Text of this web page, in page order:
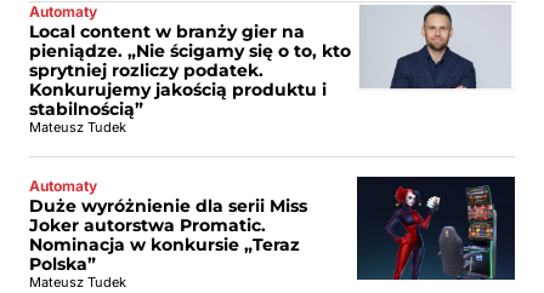
Automaty
Local content w branży gier na
pieniądze. „Nie ścigamy się o to, kto
sprytniej rozliczy podatek.
Konkurujemy jakością produktu i
stabilnością”
Mateusz Tudek
Automaty
Duże wyróżnienie dla serii Miss
Joker autorstwa Promatic.
Nominacja w konkursie „Teraz
Polska”
Mateusz Tudek